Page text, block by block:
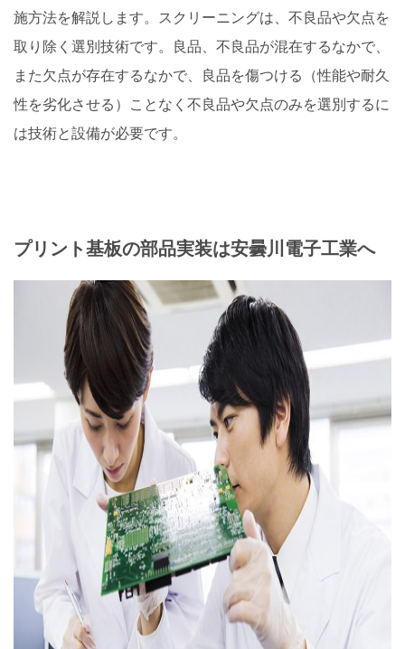
施方法を解説します。スクリーニングは、不良品や欠点を
取り除く選別技術です。良品、不良品が混在するなかで、
また欠点が存在するなかで、良品を傷つける（性能や耐久
性を劣化させる）ことなく不良品や欠点のみを選別するに
は技術と設備が必要です。
プリント基板の部品実装は安曇川電子工業へ